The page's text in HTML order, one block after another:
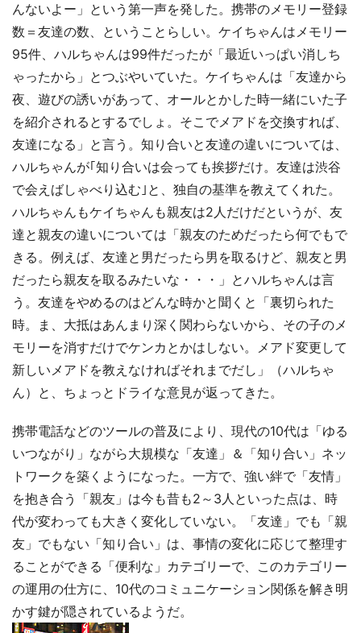
んないよー」という第一声を発した。携帯のメモリー登録
数＝友達の数、ということらしい。ケイちゃんはメモリー
95件、ハルちゃんは99件だったが「最近いっぱい消しち
ゃったから」とつぶやいていた。ケイちゃんは「友達から
夜、遊びの誘いがあって、オールとかした時一緒にいた子
を紹介されるとするでしょ。そこでメアドを交換すれば、
友達になる」と言う。知り合いと友達の違いについては、
ハルちゃんが｢知り合いは会っても挨拶だけ。友達は渋谷
で会えばしゃべり込む｣と、独自の基準を教えてくれた。
ハルちゃんもケイちゃんも親友は2人だけだというが、友
達と親友の違いについては「親友のためだったら何でもで
きる。例えば、友達と男だったら男を取るけど、親友と男
だったら親友を取るみたいな・・・」とハルちゃんは言
う。友達をやめるのはどんな時かと聞くと「裏切られた
時。ま、大抵はあんまり深く関わらないから、その子のメ
モリーを消すだけでケンカとかはしない。メアド変更して
新しいメアドを教えなければそれまでだし」（ハルちゃ
ん）と、ちょっとドライな意見が返ってきた。
携帯電話などのツールの普及により、現代の10代は「ゆる
いつながり」ながら大規模な「友達」＆「知り合い」ネッ
トワークを築くようになった。一方で、強い絆で「友情」
を抱き合う「親友」は今も昔も2～3人といった点は、時
代が変わっても大きく変化していない。「友達」でも「親
友」でもない「知り合い」は、事情の変化に応じて整理す
ることができる「便利な」カテゴリーで、このカテゴリー
の運用の仕方に、10代のコミュニケーション関係を解き明
かす鍵が隠されているようだ。